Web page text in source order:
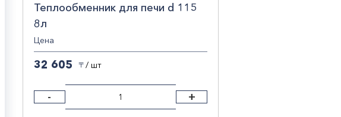
Теплообменник для печи d 115
8л
Цена
32 605 〒 / шт
- +